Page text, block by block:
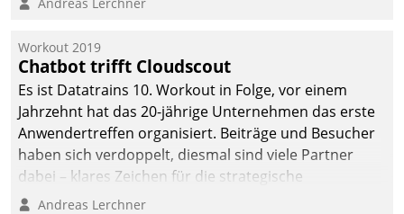
Unternehmen.
Workout 2019
Chatbot trifft Cloudscout
Es ist Datatrains 10. Workout in Folge, vor einem
Jahrzehnt hat das 20-jährige Unternehmen das erste
Anwendertreffen organisiert. Beiträge und Besucher
haben sich verdoppelt, diesmal sind viele Partner
dabei – klares Zeichen für die strategische
Fokussierung auf den Kunden.
Andreas Lerchner